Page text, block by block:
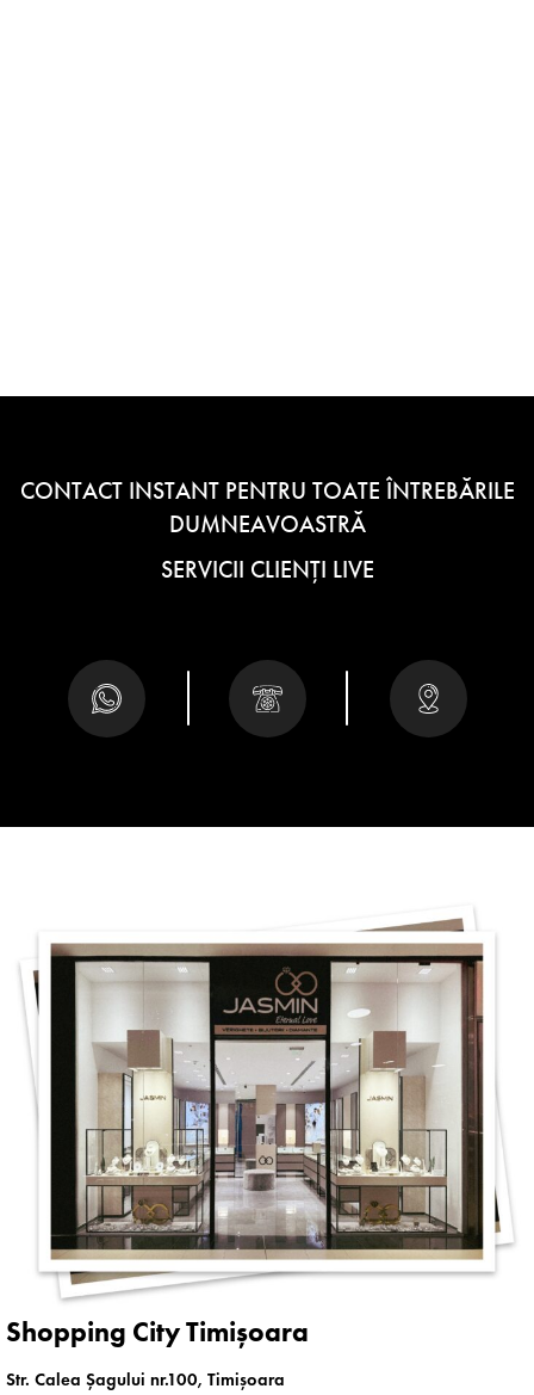
CONTACT INSTANT PENTRU TOATE ÎNTREBĂRILE
DUMNEAVOASTRĂ
SERVICII CLIENȚI LIVE
Shopping City Timișoara
Str. Calea Șagului nr.100, Timișoara